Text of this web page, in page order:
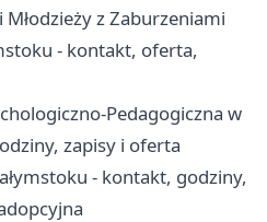
z Zaburzeniami
- kontakt, oferta,
Pedagogiczna w
zapisy i oferta
- kontakt, godziny,